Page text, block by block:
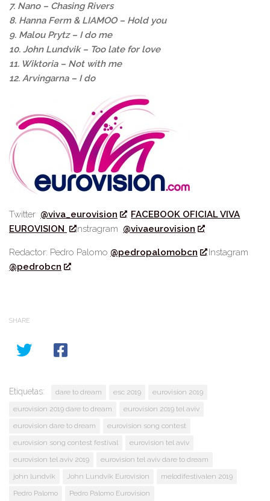
7. Nano – Chasing Rivers
8. Hanna Ferm & LIAMOO – Hold you
9. Malou Prytz – I do me
10. John Lundvik – Too late for love
11. Wiktoria – Not with me
12. Arvingarna – I do
Twitter @viva_eurovision
FACEBOOK OFICIAL VIVA
EUROVISION
Instragram @vivaeurovision
Redactor: Pedro Palomo @pedropalomobcn
Instagram
@pedrobcn
SHARE
Etiquetas: dare to dream esc 2019
eurovision 2019
eurovision 2019 dare to dream
eurovision 2019 tel aviv
eurovision dare to dream
eurovision song contest
eurovision song contest festival
eurovision tel aviv
eurovision tel aviv 2019
eurovision tel aviv dare to dream
john lundvik
John Lundvik Eurovision
melodifestivalen 2019
Pedro Palomo
Pedro Palomo Eurovision